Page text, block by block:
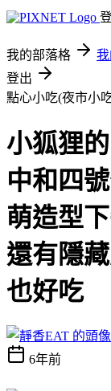
我的部落格
登出
點心小吃(夜市小
小狐狸
中和四
萌造型
還有隱
也好吃
6年前